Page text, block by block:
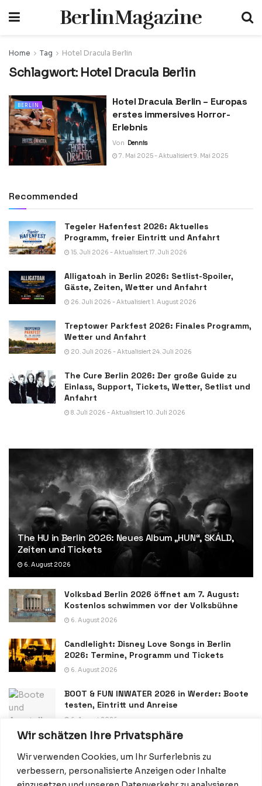
Wir schätzen Ihre Privatsphäre
Wir verwenden Cookies, um Ihr Surferlebnis zu
verbessern, personalisierte Anzeigen oder Inhalte
BerlinMagazine
Home Tag Hotel Dracula Berlin
Schlagwort: Hotel Dracula Berlin
BERLIN
Hotel Dracula Berlin – Europas
erstes immersives Horror-
Erlebnis
Von Dennis
7. Mai 2025 - Aktualisiert 9. Mai 2025
Recommended
Tegeler Hafenfest 2026: Aktuelles
Programm, freier Eintritt und Anfahrt
15. Juli 2026 - Aktualisiert 17. Juli 2026
Alligatoah in Berlin 2026: Setlist-Spoiler,
Gäste, Zeiten, Wetter und Anfahrt
26. Juli 2026 - Aktualisiert 1. August 2026
Treptower Parkfest 2026: Finales Programm,
Wetter und Anfahrt
20. Juli 2026 - Aktualisiert 24. Juli 2026
The Cure Berlin 2026: Der große Guide zu
Einlass, Support, Tickets, Wetter, Setlist und
Anfahrt
8. Juli 2026 - Aktualisiert 10. Juli 2026
The HU in Berlin 2026: Neues Album „HUN“, SKÁLD,
Zeiten und Tickets
6. August 2026
Volksbad Berlin 2026 öffnet am 7. August:
Kostenlos schwimmen vor der Volksbühne
6. August 2026
Candlelight: Disney Love Songs in Berlin
2026: Termine, Programm und Tickets
6. August 2026
BOOT & FUN INWATER 2026 in Werder: Boote
testen, Eintritt und Anreise
6. August 2026